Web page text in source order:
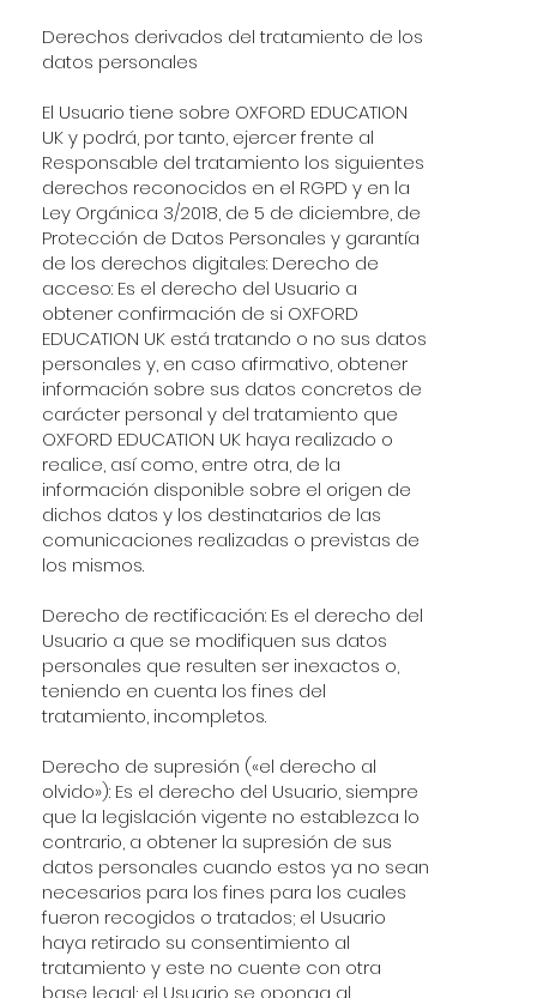
Derechos derivados del tratamiento de los
datos personales
El Usuario tiene sobre OXFORD EDUCATION
UK y podrá, por tanto, ejercer frente al
Responsable del tratamiento los siguientes
derechos reconocidos en el RGPD y en la
Ley Orgánica 3/2018, de 5 de diciembre, de
Protección de Datos Personales y garantía
de los derechos digitales: Derecho de
acceso: Es el derecho del Usuario a
obtener confirmación de si OXFORD
EDUCATION UK está tratando o no sus datos
personales y, en caso afirmativo, obtener
información sobre sus datos concretos de
carácter personal y del tratamiento que
OXFORD EDUCATION UK haya realizado o
realice, así como, entre otra, de la
información disponible sobre el origen de
dichos datos y los destinatarios de las
comunicaciones realizadas o previstas de
los mismos.
Derecho de rectificación: Es el derecho del
Usuario a que se modifiquen sus datos
personales que resulten ser inexactos o,
teniendo en cuenta los fines del
tratamiento, incompletos.
Derecho de supresión («el derecho al
olvido»): Es el derecho del Usuario, siempre
que la legislación vigente no establezca lo
contrario, a obtener la supresión de sus
datos personales cuando estos ya no sean
necesarios para los fines para los cuales
fueron recogidos o tratados; el Usuario
haya retirado su consentimiento al
tratamiento y este no cuente con otra
base legal; el Usuario se oponga al